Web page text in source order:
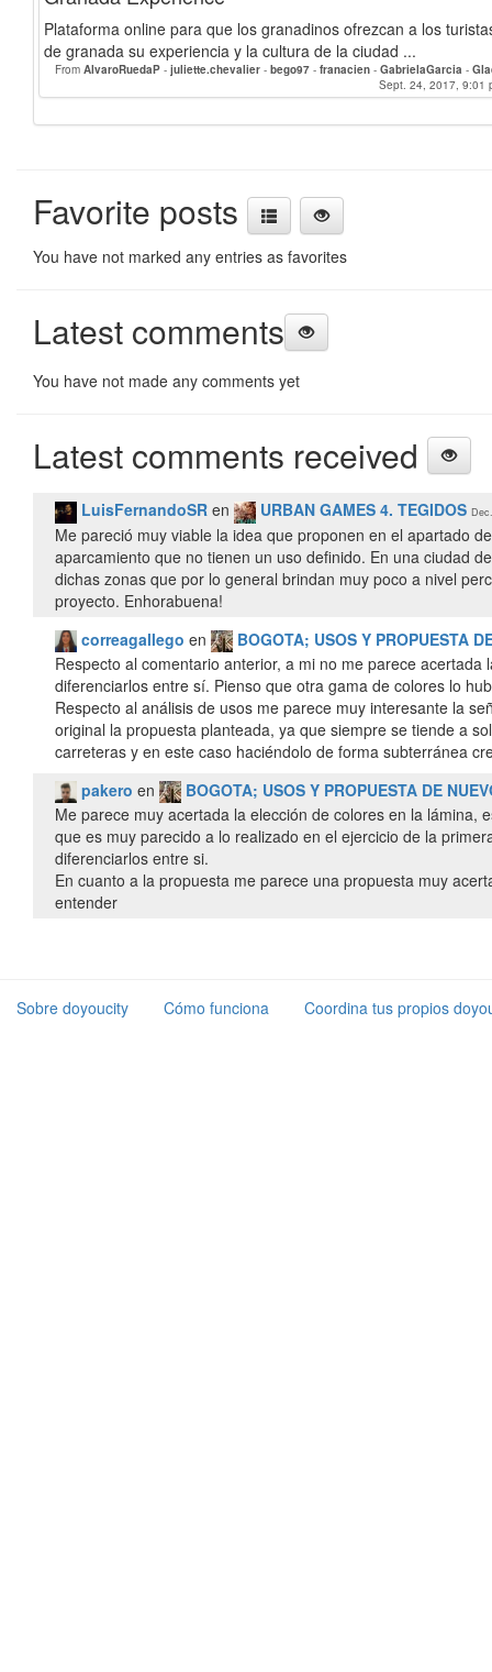
Plataforma online para que los granadinos ofrezcan a los
de granada su experiencia y la cultura de la ciudad ...
From AlvaroRuedaP - juliette.chevalier - bego97 - franacien - GabrielaGarcia -
Sept. 24, 2017, 9:01
Favorite posts
You have not marked any entries as favorites
Latest comments
You have not made any comments yet
Latest comments received
LuisFernandoSR en URBAN GAMES 4. TEGIDOS
Me pareció muy viable la idea que proponen en el apartado
aparcamiento que no tienen un uso definido. En una ciudad
dichas zonas que por lo general brindan muy poco a nivel
proyecto. Enhorabuena!
correagallego en
BOGOTA; USOS Y PROPUESTA
Respecto al comentario anterior, a mi no me parece
diferenciarlos entre sí. Pienso que otra gama de colores lo
Respecto al análisis de usos me parece muy interesante la
original la propuesta planteada, ya que siempre se tiende a
carreteras y en este caso haciéndolo de forma subterránea
pakero en
BOGOTA; USOS Y PROPUESTA DE
Me parece muy acertada la elección de colores en la
que es muy parecido a lo realizado en el ejercicio de la
diferenciarlos entre si.
En cuanto a la propuesta me parece una propuesta muy
entender
Sobre doyoucity Cómo funciona Coordina tus propios